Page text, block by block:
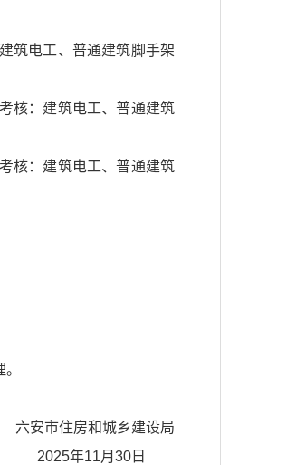
筑电工、普通建筑脚手架
核：建筑电工、普通建筑
核：建筑电工、普通建筑
六安市住房和城乡建设局
2025年11月30日